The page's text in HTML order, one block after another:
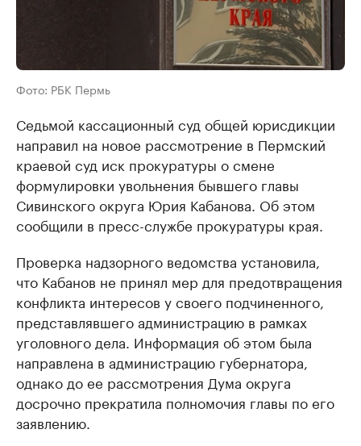
Фото: РБК Пермь
Седьмой кассационный суд общей юрисдикции
направил на новое рассмотрение в Пермский
краевой суд иск прокуратуры о смене
формулировки увольнения бывшего главы
Сивинского округа Юрия Кабанова. Об этом
сообщили в пресс-службе прокуратуры края.
Проверка надзорного ведомства установила,
что Кабанов не принял мер для предотвращения
конфликта интересов у своего подчиненного,
представлявшего администрацию в рамках
уголовного дела. Информация об этом была
направлена в администрацию губернатора,
однако до ее рассмотрения Дума округа
досрочно прекратила полномочия главы по его
заявлению.